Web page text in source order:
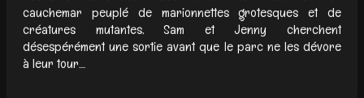
cauchemar peuplé de marionnettes grotesques et de
créatures mutantes, Sam et Jenny cherchent
désespérément une sortie avant que le parc ne les dévore
à leur tour....